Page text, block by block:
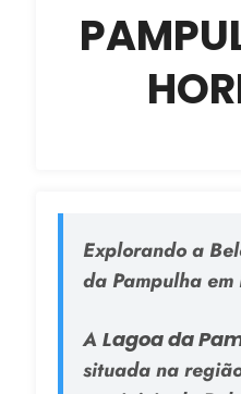
Explorando a
da Pampulha
ALagoa da
situada na